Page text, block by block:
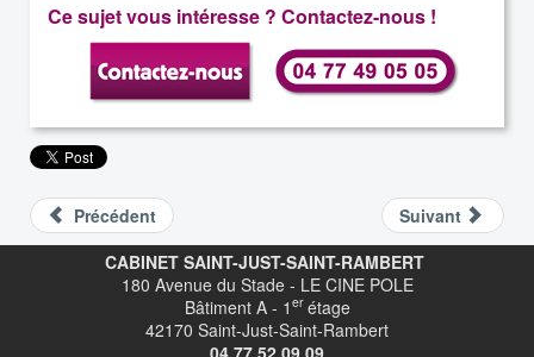
Ce sujet vous intéresse ? Contactez-nous !
Précédent
Suivant
CABINET SAINT-JUST-SAINT-RAMBERT
180 Avenue du Stade - LE CINE POLE
Bâtiment A - 1 er étage
42170 Saint-Just-Saint-Rambert
04.77.52.09.09